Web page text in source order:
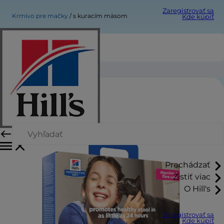
Zaregistrovať sa
Kde kúpiť
Prechádzať
Zistiť viac
O Hill's
Zaregistrovať sa
Kde kúpiť
Krmivo pre mačky s kuracím mäsom
s kuracím mäsom